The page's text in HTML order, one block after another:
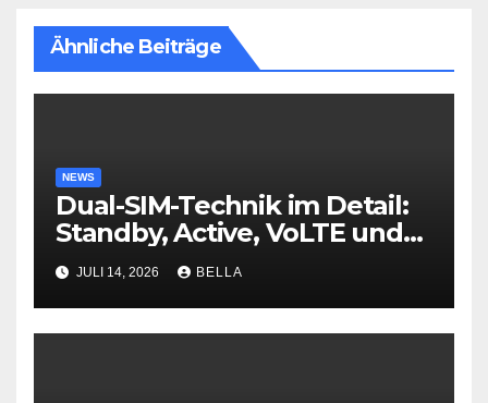
Ähnliche Beiträge
NEWS
Dual-SIM-Technik im Detail:
Standby, Active, VoLTE und
VoNR – was taugt wirklich?
JULI 14, 2026 BELLA